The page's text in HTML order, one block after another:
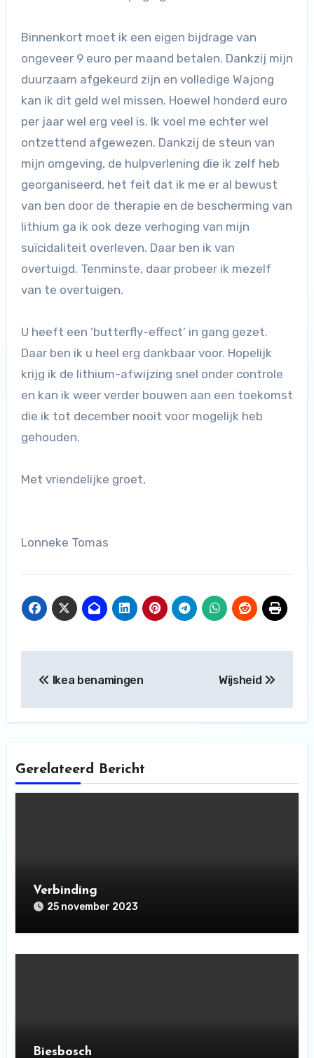
Binnenkort moet ik een eigen bijdrage van
ongeveer 9 euro per maand betalen. Dankzij mijn
duurzaam afgekeurd zijn en volledige Wajong
kan ik dit geld wel missen. Hoewel honderd euro
per jaar wel erg veel is. Ik voel me echter wel
ontzettend afgewezen. Dankzij de steun van
mijn omgeving, de hulpverlening die ik zelf heb
georganiseerd, het feit dat ik me er al bewust
van ben door de therapie en de bescherming van
lithium ga ik ook deze verhoging van mijn
suïcidaliteit overleven. Daar ben ik van
overtuigd. Tenminste, daar probeer ik mezelf
van te overtuigen.
U heeft een ‘butterfly-effect’ in gang gezet.
Daar ben ik u heel erg dankbaar voor. Hopelijk
krijg ik de lithium-afwijzing snel onder controle
en kan ik weer verder bouwen aan een toekomst
die ik tot december nooit voor mogelijk heb
gehouden.
Met vriendelijke groet,
Lonneke Tomas
Ikea benamingen Wijsheid
Gerelateerd Bericht
Verbinding
25 november 2023
Biesbosch